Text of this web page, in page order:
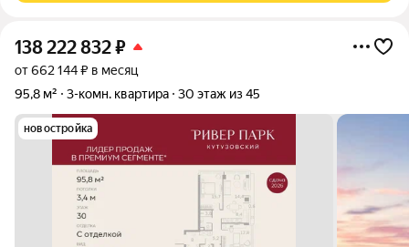
138 222 832₽
от 662 144 ₽ в месяц
95,8 м²
3-комн. квартира 30 этаж из 45
новостройка